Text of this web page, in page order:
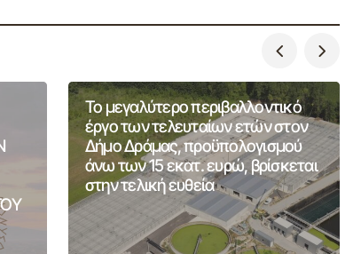
Το μεγαλύτερο περιβαλλοντικό
έργο των τελευταίων ετών στον
Δήμο Δράμας, προϋπολογισμού
άνω των 15 εκατ. ευρώ, βρίσκεται
στην τελική ευθεία